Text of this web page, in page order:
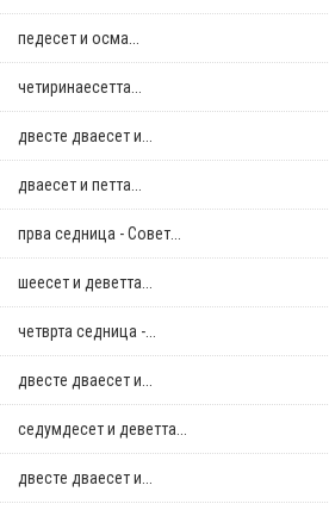
педесет и осма...
четиринаесетта...
двестe дваесет и...
дваесет и петта...
прва седница - Совет...
шеесет и деветта...
четврта седница -...
двестe дваесет и...
седумдесет и деветта...
двестe дваесет и...